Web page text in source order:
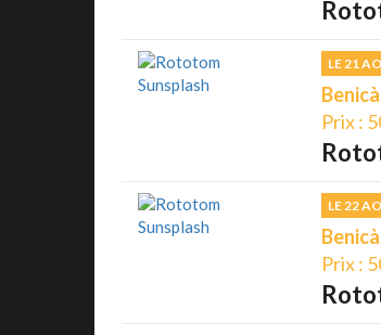
LE 21
Prix :
LE 22
Prix :